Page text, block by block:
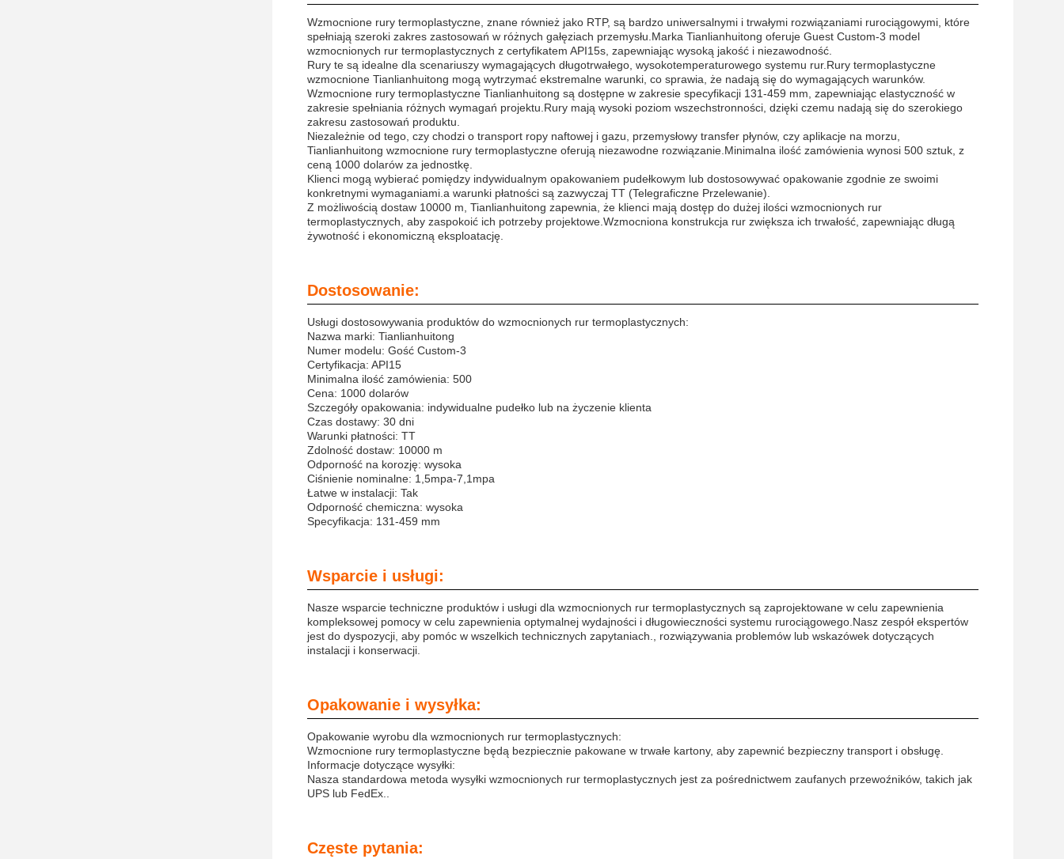
Wzmocnione rury termoplastyczne, znane również jako RTP, są bardzo uniwersalnymi i trwałymi rozwiązaniami rurociągowymi, które
spełniają szeroki zakres zastosowań w różnych gałęziach przemysłu.Marka Tianlianhuitong oferuje Guest Custom-3 model
wzmocnionych rur termoplastycznych z certyfikatem API15s, zapewniając wysoką jakość i niezawodność.
Rury te są idealne dla scenariuszy wymagających długotrwałego, wysokotemperaturowego systemu rur.Rury termoplastyczne
wzmocnione Tianlianhuitong mogą wytrzymać ekstremalne warunki, co sprawia, że nadają się do wymagających warunków.
Wzmocnione rury termoplastyczne Tianlianhuitong są dostępne w zakresie specyfikacji 131-459 mm, zapewniając elastyczność w
zakresie spełniania różnych wymagań projektu.Rury mają wysoki poziom wszechstronności, dzięki czemu nadają się do szerokiego
zakresu zastosowań produktu.
Niezależnie od tego, czy chodzi o transport ropy naftowej i gazu, przemysłowy transfer płynów, czy aplikacje na morzu,
Tianlianhuitong wzmocnione rury termoplastyczne oferują niezawodne rozwiązanie.Minimalna ilość zamówienia wynosi 500 sztuk, z
ceną 1000 dolarów za jednostkę.
Klienci mogą wybierać pomiędzy indywidualnym opakowaniem pudełkowym lub dostosowywać opakowanie zgodnie ze swoimi
konkretnymi wymaganiami.a warunki płatności są zazwyczaj TT (Telegraficzne Przelewanie).
Z możliwością dostaw 10000 m, Tianlianhuitong zapewnia, że klienci mają dostęp do dużej ilości wzmocnionych rur
termoplastycznych, aby zaspokoić ich potrzeby projektowe.Wzmocniona konstrukcja rur zwiększa ich trwałość, zapewniając długą
żywotność i ekonomiczną eksploatację.
Dostosowanie:
Usługi dostosowywania produktów do wzmocnionych rur termoplastycznych:
Nazwa marki: Tianlianhuitong
Numer modelu: Gość Custom-3
Certyfikacja: API15
Minimalna ilość zamówienia: 500
Cena: 1000 dolarów
Szczegóły opakowania: indywidualne pudełko lub na życzenie klienta
Czas dostawy: 30 dni
Warunki płatności: TT
Zdolność dostaw: 10000 m
Odporność na korozję: wysoka
Ciśnienie nominalne: 1,5mpa-7,1mpa
Łatwe w instalacji: Tak
Odporność chemiczna: wysoka
Specyfikacja: 131-459 mm
Wsparcie i usługi:
Nasze wsparcie techniczne produktów i usługi dla wzmocnionych rur termoplastycznych są zaprojektowane w celu zapewnienia
kompleksowej pomocy w celu zapewnienia optymalnej wydajności i długowieczności systemu rurociągowego.Nasz zespół ekspertów
jest do dyspozycji, aby pomóc w wszelkich technicznych zapytaniach., rozwiązywania problemów lub wskazówek dotyczących
instalacji i konserwacji.
Opakowanie i wysyłka:
Opakowanie wyrobu dla wzmocnionych rur termoplastycznych:
Wzmocnione rury termoplastyczne będą bezpiecznie pakowane w trwałe kartony, aby zapewnić bezpieczny transport i obsługę.
Informacje dotyczące wysyłki:
Nasza standardowa metoda wysyłki wzmocnionych rur termoplastycznych jest za pośrednictwem zaufanych przewoźników, takich jak
UPS lub FedEx..
Częste pytania: